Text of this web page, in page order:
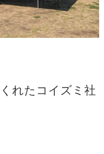
れたコイズミ社